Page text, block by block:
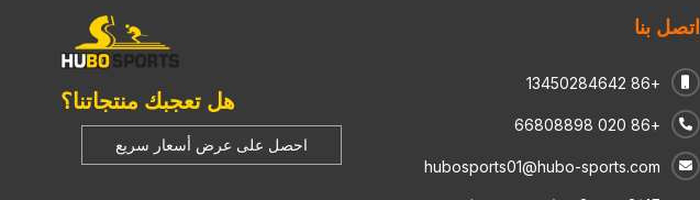
اتصل بنا
+86 13450284642
+86 020 66808898
hubosports01@hubo-sports.com
هل تعجبك منتجاتنا؟
احصل على عرض أسعار سريع